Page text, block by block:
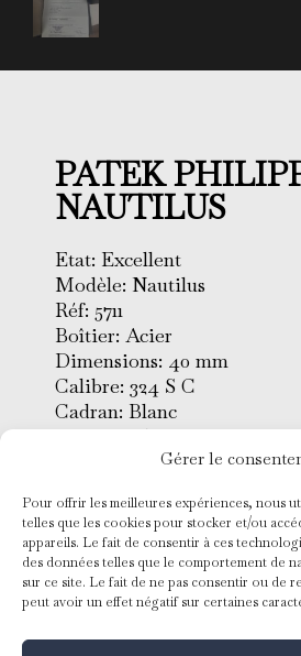
Gérer le
Pour offrir les meilleures expériences, nous
telles que les cookies pour stocker et/ou
appareils. Le fait de consentir à ces
des données telles que le comportement de
sur ce site. Le fait de ne pas consentir ou de
peut avoir un effet négatif sur certaines
PATEK
NAUTILUS
Etat: Excellent
Modèle: Nautilus
Réf: 5711
Boîtier: Acier
Dimensions: 40 mm
Calibre: 324 S C
Cadran: Blanc
Verre: Saphir
Lunette: Acier
Mouvement: Mécanique à
remontage automatique
Conditionnement: Ecrin &
d’origine + Service Patek
2024
Année: 2012